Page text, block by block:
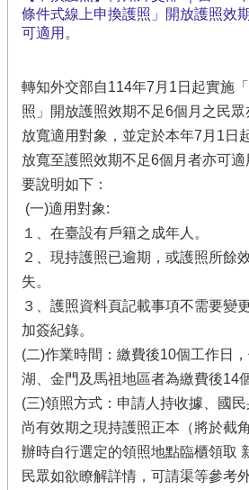
條件式線上申換護照」開放護照效
可適用。
轉知外交部自114年7月1日起實施
照」開放護照效期不足6個月之民眾
放寬適用對象，並定於本年7月1日
放寬至護照效期不足6個月者亦可
要說明如下：
(一)適用對象:
１、在臺設有戶籍之成年人。
２、現持護照已逾期，或護照所餘
失。
３、護照資料頁記載事項不需要變
加簽紀錄。
(二)作業時間：繳費後10個工作日
湖、金門及馬祖地區者為繳費後14
(三)領照方式：申請人持收據、國
尚有效期之現持護照正本（將於截
辦時自行選定的領照地點臨櫃領取
民眾如欲瞭解詳情，可請渠等參考